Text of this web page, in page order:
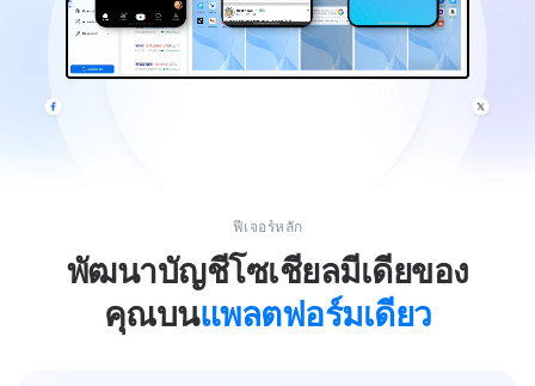
ฟีเจอร์หลัก
พัฒนาบัญชีโซเชียลมีเดียของ
คุณบนแพลตฟอร์มเดียว